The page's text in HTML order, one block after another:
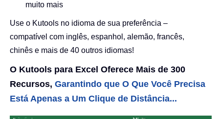
muito mais
Use o Kutools no idioma de sua preferência –
compatível com inglês, espanhol, alemão, francês,
chinês e mais de 40 outros idiomas!
O Kutools para Excel Oferece Mais de 300
Recursos, Garantindo que O Que Você Precisa
Está Apenas a Um Clique de Distância...